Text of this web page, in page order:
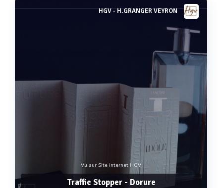
Voir plus
HGV - H.GRANGER VEYRON
Vu sur Site internet HGV
Traffic Stopper - Dorure